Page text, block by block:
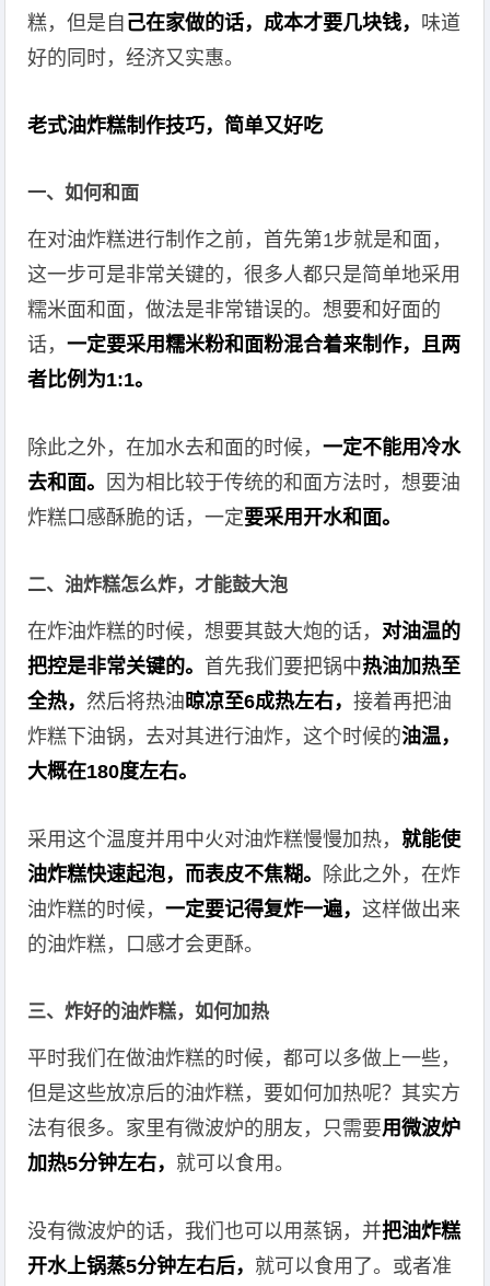
糕，但是自 己在家做的话，成本才要几块钱， 味道
好的同时，经济又实惠。
老式油炸糕制作技巧，简单又好吃
一、如何和面
在对油炸糕进行制作之前，首先第1步就是和面，
这一步可是非常关键的，很多人都只是简单地采用
糯米面和面，做法是非常错误的。想要和好面的
话，一定要采用糯米粉和面粉混合着来制作，且两
者比例为1:1。
除此之外，在加水去和面的时候，一定不能用冷水
去和面。
因为相比较于传统的和面方法时，想要油
炸糕口感酥脆的话，一定要采用开水和面。
二、油炸糕怎么炸，才能鼓大泡
在炸油炸糕的时候，想要其鼓大炮的话，对油温的
把控是非常关键的。 首先我们要把锅中热油加热至
全热，然后将热油晾凉至6成热左右，接着再把油
炸糕下油锅，去对其进行油炸，这个时候的油温，
大概在180度左右。
采用这个温度并用中火对油炸糕慢慢加热，就能使
油炸糕快速起泡，而表皮不焦糊。
除此之外，在炸
油炸糕的时候，一定要记得复炸一遍， 这样做出来
的油炸糕，口感才会更酥。
三、炸好的油炸糕，如何加热
平时我们在做油炸糕的时候，都可以多做上一些，
但是这些放凉后的油炸糕，要如何加热呢？其实方
法有很多。家里有微波炉的朋友，只需要用微波炉
加热5分钟左右， 就可以食用。
没有微波炉的话，我们也可以用蒸锅，并把油炸糕
开水上锅蒸5分钟左右后， 就可以食用了。或者准